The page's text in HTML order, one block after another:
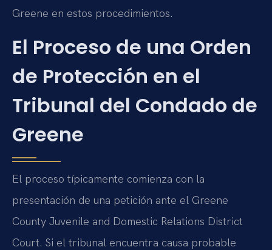
Greene en estos procedimientos.
El Proceso de una Orden
de Protección en el
Tribunal del Condado de
Greene
El proceso típicamente comienza con la
presentación de una petición ante el Greene
County Juvenile and Domestic Relations District
Court. Si el tribunal encuentra causa probable